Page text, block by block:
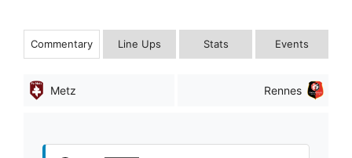
Commentary Line Ups Stats Events
Metz Rennes